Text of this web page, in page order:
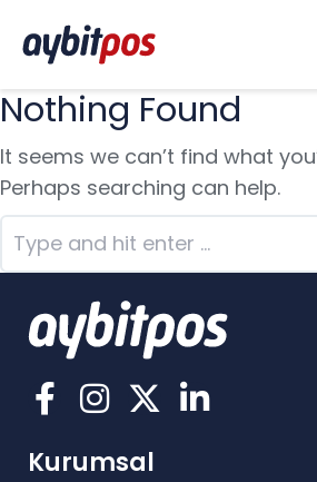
Nothing Found
It seems we can’t find what
Perhaps searching can help.
Kurumsal